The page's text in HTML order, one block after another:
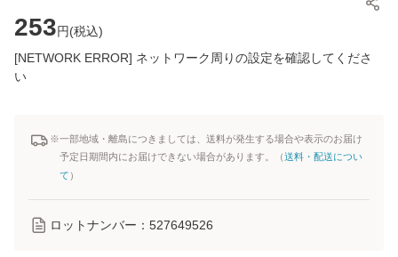
253円(税込)
[NETWORK ERROR] ネットワーク周りの設定を確認してくださ
い
※一部地域・離島につきましては、送料が発生する場合や表示のお届け
予定日期間内にお届けできない場合があります。（送料・配送につい
て ）
ロットナンバー： 527649526